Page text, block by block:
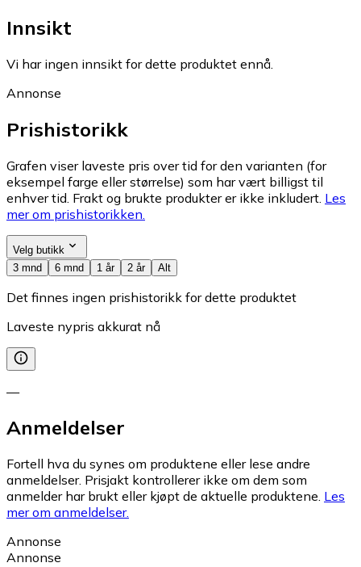
Innsikt
Vi har ingen innsikt for dette produktet ennå.
Annonse
Prishistorikk
Grafen viser laveste pris over tid for den varianten (for
eksempel farge eller størrelse) som har vært billigst til
enhver tid. Frakt og brukte produkter er ikke inkludert. Les
mer om prishistorikken.
Velg butikk
3 mnd
6 mnd 1 år 2 år Alt
Det finnes ingen prishistorikk for dette produktet
Laveste nypris akkurat nå
—
Anmeldelser
Fortell hva du synes om produktene eller lese andre
anmeldelser. Prisjakt kontrollerer ikke om dem som
anmelder har brukt eller kjøpt de aktuelle produktene. Les
mer om anmeldelser.
Annonse
Annonse